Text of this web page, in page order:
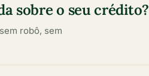
sobre o seu crédito?
robô, sem